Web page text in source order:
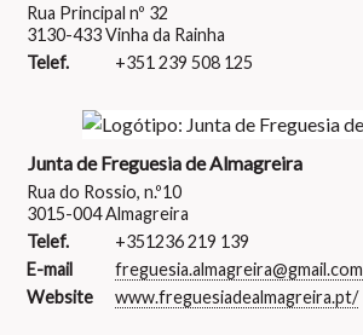
Rua Principal nº 32
3130-433 Vinha da Rainha
Telef.
+351 239 508 125
Junta de Freguesia de Almagreira
Rua do Rossio, n.º10
3015-004 Almagreira
Telef.
+351236 219 139
E-mail
freguesia.almagreira@gmail.com
Website
www.freguesiadealmagreira.pt/